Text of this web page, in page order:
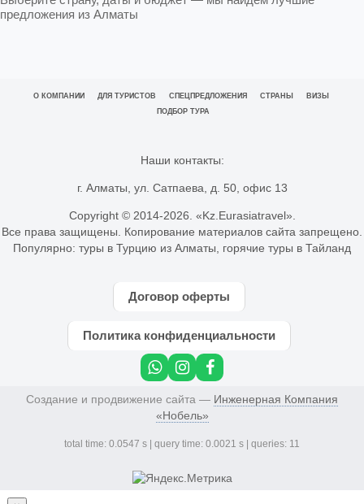
предложения из Алматы
О КОМПАНИИ ДЛЯ ТУРИСТОВ СПЕЦПРЕДЛОЖЕНИЯ СТРАНЫ
ВИЗЫ
ПОДБОР ТУРА
Наши контакты:
г. Алматы, ул. Сатпаева, д. 50, офис 13
Copyright © 2014-2026. «Kz.Eurasiatravel».
Все права защищены. Копирование материалов сайта запрещено.
Популярно: туры в Турцию из Алматы горячие туры в Тайланд
Договор оферты
Политика конфиденциальности
Создание и продвижение сайта — Инженерная Компания
«Нобель»
total time: 0.0547 s | query time: 0.0021 s | queries: 11